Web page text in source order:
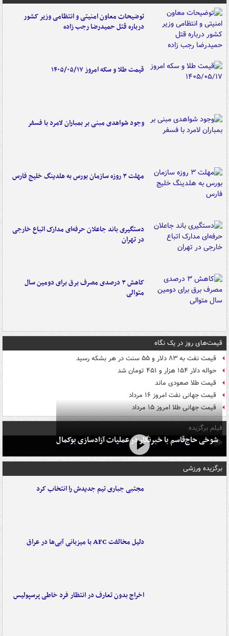
توضیحات معاون امنیتی و انتظامی وزیر کشور
درباره قتل حمیدرضا رجب زاده
قیمت طلا و سکه امروز ۱۴۰۵/۰۵/۱۷
وجود شواهدی مبنی بر بمباران لامرد با فسفر
مهلت ۳ روزه سازمان بورس به هلدینگ خلیج فارس
دستگیری باند جاعلان حرفه‌ای مدارک اتباع خارجی
در تهران
کاهش ۳ درصدی مصرف برق برای دومین سال
متوالی
قیمت‌های روز در یک نگاه
قیمت نفت به ۸۳ دلار و ۵۵ سنت در هر بشکه رسید
حواله دلار ۱۵۴ هزار و ۴۵۱ تومان شد
قیمت طلا صعودی ماند
قیمت جهانی نفت امروز ۱۶ مرداد
قیمت جهانی طلا امروز ۱۵ مرداد
فیلم برگزیده
شوخی حاج‌قاسم با خبرنگار در عملیات آزادسازی بوکمال
برگزیده ورزشی
مجتبی جباری تیم جدیدش را انتخاب کرد
دلیل مخالفت AFC با میزبانی آبی‌ها در عراق
اخراج بدون تعارف در انتظار فرد خاطی پرسپولیس